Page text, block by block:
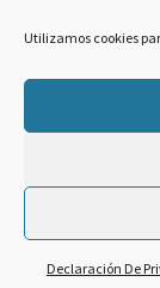
Utilizamos cookies
Declaración De
Declaración De
Buscar
Buscar